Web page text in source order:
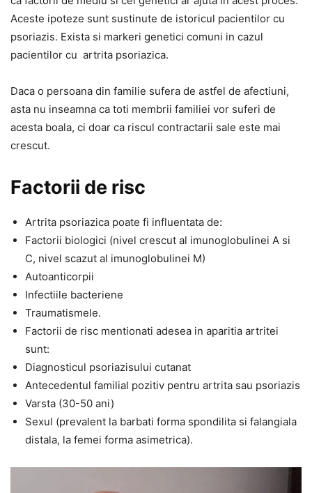
Aceste ipoteze sunt sustinute de istoricul pacientilor cu
psoriazis. Exista si markeri genetici comuni in cazul
pacientilor cu artrita psoriazica.
Daca o persoana din familie sufera de astfel de afectiuni,
asta nu inseamna ca toti membrii familiei vor suferi de
acesta boala, ci doar ca riscul contractarii sale este mai
crescut.
Factorii de risc
Artrita psoriazica poate fi influentata de:
Factorii biologici (nivel crescut al imunoglobulinei A si
C, nivel scazut al imunoglobulinei M)
Autoanticorpii
Infectiile bacteriene
Traumatismele.
Factorii de risc mentionati adesea in aparitia artritei
sunt:
Diagnosticul psoriazisului cutanat
Antecedentul familial pozitiv pentru artrita sau psoriazis
Varsta (30-50 ani)
Sexul (prevalent la barbati forma spondilita si falangiala
distala, la femei forma asimetrica).